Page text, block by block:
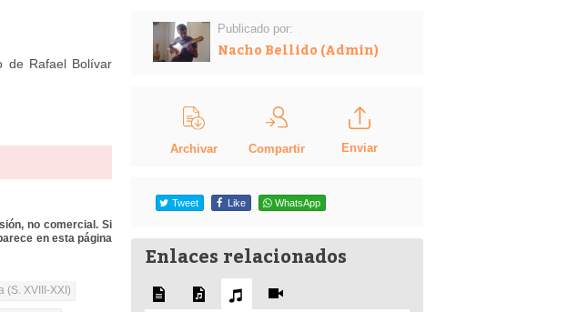
de Rafael Bolívar
no comercial. Si
en esta página
(S. XVIII-XXI)
Publicado por:
Nacho Bellido (Admin)
Archivar Compartir Enviar
Tweet Like WhatsApp
Enlaces relacionados